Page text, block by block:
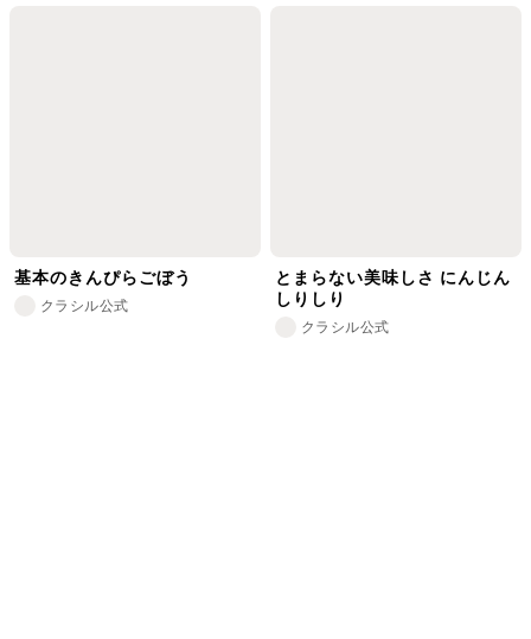
基本のきんぴらごぼう
クラシル公式
とまらない美味しさ にんじん
しりしり
クラシル公式